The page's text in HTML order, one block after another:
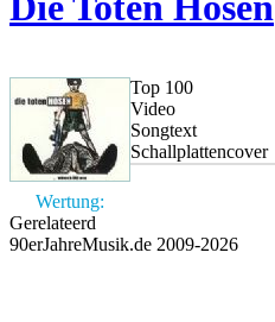
Wertung:
Top 100
Video
Songtext
Schallplattencover
Gerelateerd
90erJahreMusik.de 2009-2026